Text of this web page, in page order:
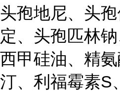
头孢地尼、头
定、头孢匹林钠
西甲硅油、精
汀、利福霉素S